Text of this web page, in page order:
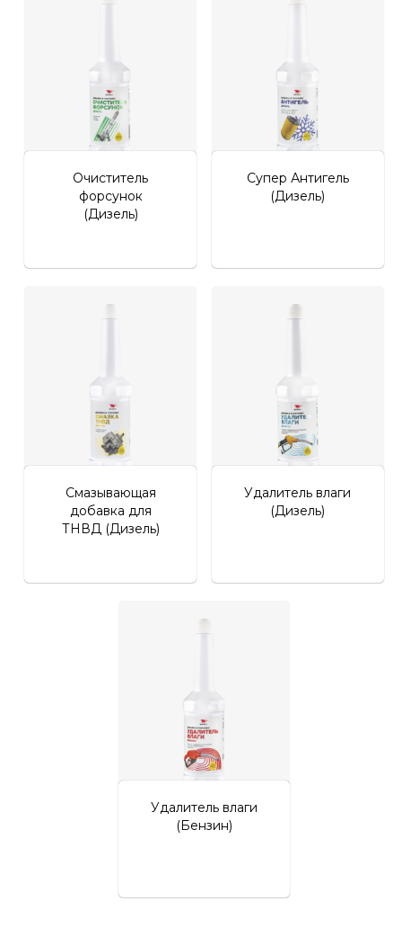
Очиститель
форсунок
(Дизель)
Супер Антигель
(Дизель)
Смазывающая
добавка для
ТНВД (Дизель)
Удалитель влаги
(Дизель)
Удалитель влаги
(Бензин)